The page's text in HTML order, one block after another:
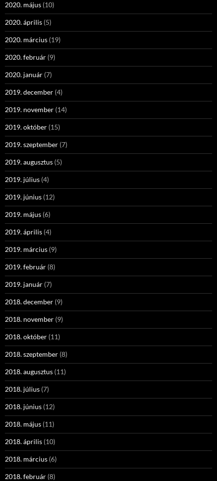
2020. május (10)
2020. április (5)
2020. március (19)
2020. február (9)
2020. január (7)
2019. december (4)
2019. november (14)
2019. október (15)
2019. szeptember (7)
2019. augusztus (5)
2019. július (4)
2019. június (12)
2019. május (6)
2019. április (4)
2019. március (9)
2019. február (8)
2019. január (7)
2018. december (9)
2018. november (9)
2018. október (11)
2018. szeptember (8)
2018. augusztus (11)
2018. július (7)
2018. június (12)
2018. május (11)
2018. április (10)
2018. március (6)
2018. február (8)